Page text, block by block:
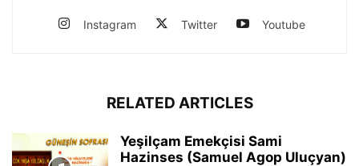
Instagram Twitter Youtube
RELATED ARTICLES
Yeşilçam Emekçisi Sami
Hazinses (Samuel Agop Uluçyan)